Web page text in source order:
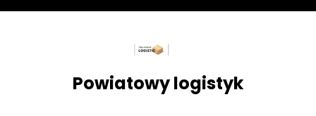
Skip
Powiatowy logistyk